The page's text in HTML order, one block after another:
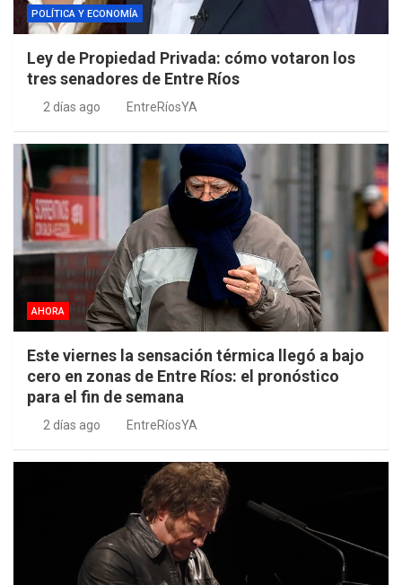
POLÍTICA Y ECONOMÍA
Ley de Propiedad Privada: cómo votaron los
tres senadores de Entre Ríos
2 días ago EntreRíosYA
AHORA
Este viernes la sensación térmica llegó a bajo
cero en zonas de Entre Ríos: el pronóstico
para el fin de semana
2 días ago EntreRíosYA